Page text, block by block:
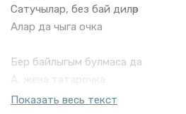
Сатучылар, без бай диләр
Алар да чыга очка
Бер байлыгым булмаса да
А, жена татарочка
Бер байлыгым булмаса да
Показать весь текст